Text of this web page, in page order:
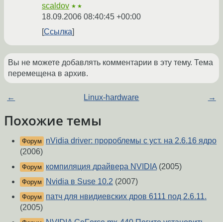
scaldov ★★
18.09.2006 08:40:45 +00:00
Ссылка
Вы не можете добавлять комментарии в эту тему. Тема
перемещена в архив.
← Linux-hardware →
Похожие темы
Форум
nVidia driver: пророблемы с уст. на 2.6.16 ядро
(2006)
Форум компиляция драйвера NVIDIA (2005)
Форум Nvidia в Suse 10.2 (2007)
Форум
патч для нвидиевских дров 6111 под 2.6.11.
(2005)